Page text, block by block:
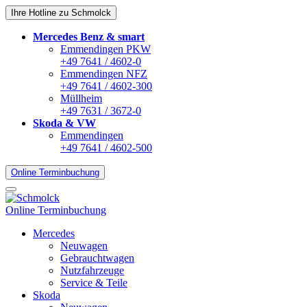
Ihre Hotline zu Schmolck
Mercedes Benz & smart
Emmendingen PKW
+49 7641 / 4602-0
Emmendingen NFZ
+49 7641 / 4602-300
Müllheim
+49 7631 / 3672-0
Skoda & VW
Emmendingen
+49 7641 / 4602-500
Online Terminbuchung
Online Terminbuchung
Mercedes
Neuwagen
Gebrauchtwagen
Nutzfahrzeuge
Service & Teile
Skoda